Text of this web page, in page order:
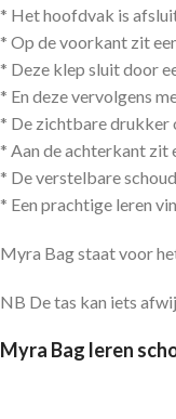
* Het hoofdvak is
* Op de voorkant zit
* Deze klep sluit door
* En deze vervolgens
* De zichtbare drukker
* Aan de achterkant
* De verstelbare
* Een prachtige leren
Myra Bag staat voor
NB De tas kan iets
Myra Bag leren